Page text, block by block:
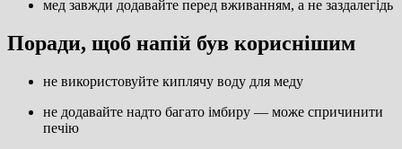
мед завжди додавайте перед вживанням, а не заздалегідь
Поради, щоб напій був кориснішим
не використовуйте киплячу воду для меду
не додавайте надто багато імбиру — може спричинити
печію